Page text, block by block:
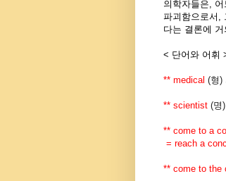
의학자들은,
파괴함으로서,
다는 결론에 거
< 단어와 어휘
** medical (형)
** scientist (명)
** come to a
= reach a
** come to the